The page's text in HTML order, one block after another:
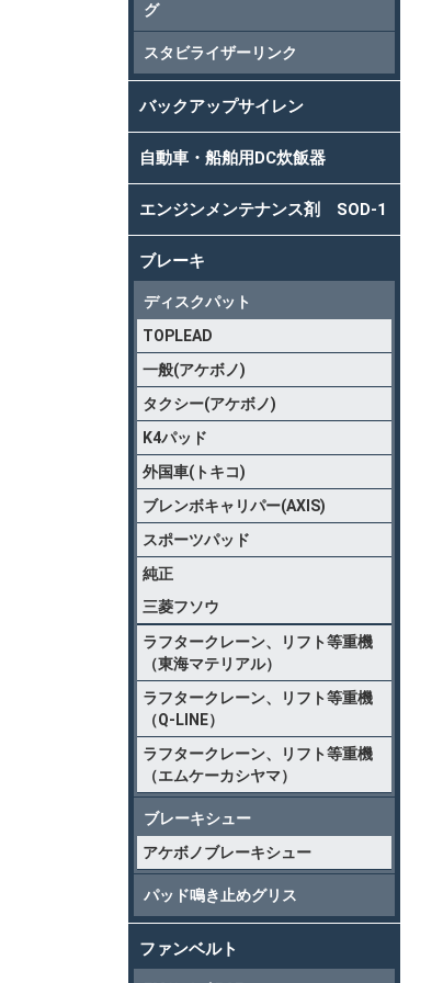
グ
スタビライザーリンク
バックアップサイレン
自動車・船舶用DC炊飯器
エンジンメンテナンス剤 SOD-1
ブレーキ
ディスクパット
TOPLEAD
一般(アケボノ)
タクシー(アケボノ)
K4パッド
外国車(トキコ)
ブレンボキャリパー(AXIS)
スポーツパッド
純正
三菱フソウ
ラフタークレーン、リフト等重機
（東海マテリアル）
ラフタークレーン、リフト等重機
（Q-LINE）
ラフタークレーン、リフト等重機
（エムケーカシヤマ）
ブレーキシュー
アケボノブレーキシュー
パッド鳴き止めグリス
ファンベルト